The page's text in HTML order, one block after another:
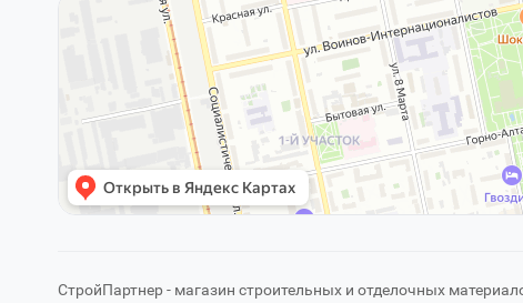
СтройПартнер - магазин строительных и отделочных